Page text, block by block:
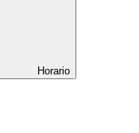
Horario